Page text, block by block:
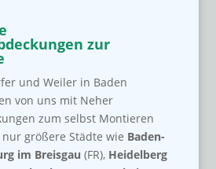
zur
und Weiler in Baden
von uns mit Neher
zum selbst Montieren
größere Städte wie Baden-
im Breisgau (FR), Heidelberg